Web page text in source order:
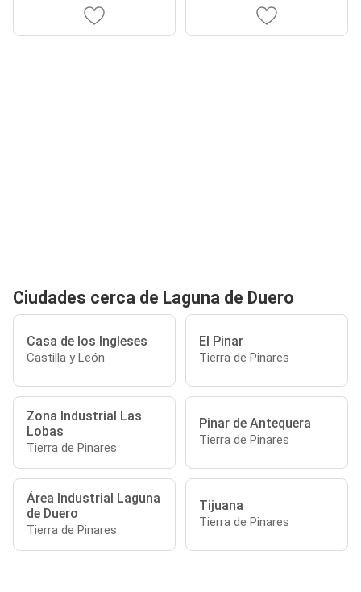
Ciudades cerca de Laguna de Duero
Casa de los Ingleses
Castilla y León
El Pinar
Tierra de Pinares
Zona Industrial Las
Lobas
Tierra de Pinares
Pinar de Antequera
Tierra de Pinares
Área Industrial Laguna
de Duero
Tierra de Pinares
Tijuana
Tierra de Pinares